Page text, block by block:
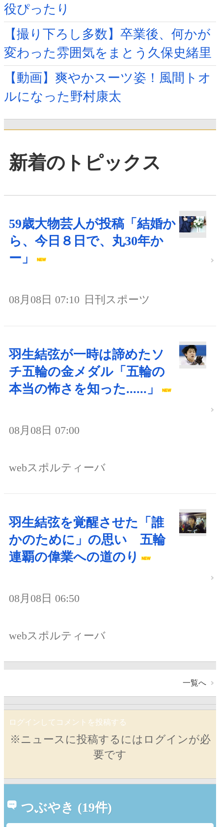
役ぴったり
【撮り下ろし多数】卒業後、何かが
変わった雰囲気をまとう久保史緒里
【動画】爽やかスーツ姿！風間トオ
ルになった野村康太
新着のトピックス
59歳大物芸人が投稿「結婚か
ら、今日８日で、丸30年か
ー」
08月08日 07:10 日刊スポーツ
羽生結弦が一時は諦めたソ
チ五輪の金メダル「五輪の
本当の怖さを知った......」
08月08日 07:00
webスポルティーバ
羽生結弦を覚醒させた「誰
かのために」の思い 五輪
連覇の偉業への道のり
08月08日 06:50
webスポルティーバ
一覧へ
ログインしてコメントを投稿する
※ニュースに投稿するにはログインが必
要です
つぶやき (19件)